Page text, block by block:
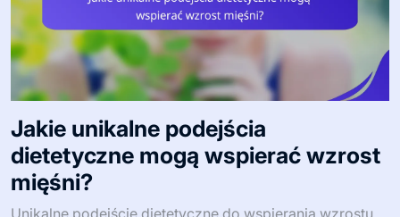
Jakie unikalne podejścia
dietetyczne mogą wspierać wzrost
mięśni?
Unikalne podejście dietetyczne do wspierania wzrostu